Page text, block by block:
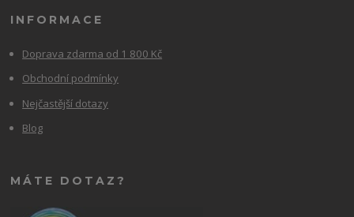
INFORMACE
Doprava zdarma od 1 800 Kč
Obchodní podmínky
Nejčastější dotazy
Blog
MÁTE DOTAZ?